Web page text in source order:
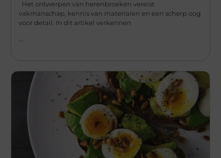
Het ontwerpen van herenbroeken vereist
vakmanschap, kennis van materialen en een scherp oog
voor detail. In dit artikel verkennen